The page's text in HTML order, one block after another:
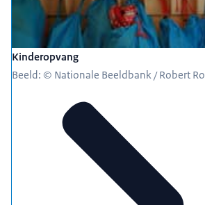
Kinderopvang
Beeld: © Nationale Beeldbank / Robert